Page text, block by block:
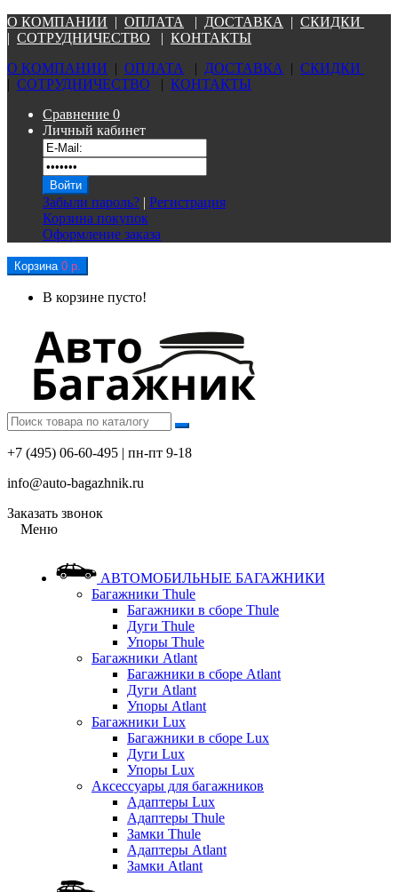
О КОМПАНИИ | ОПЛАТА | ДОСТАВКА | СКИДКИ
| СОТРУДНИЧЕСТВО | КОНТАКТЫ
О КОМПАНИИ | ОПЛАТА | ДОСТАВКА | СКИДКИ
| СОТРУДНИЧЕСТВО | КОНТАКТЫ
Сравнение 0
Личный кабинет
Забыли пароль? | Регистрация
Корзина покупок
Оформление заказа
Корзина 0 р.
В корзине пусто!
+7 (495) 06-60-495 | пн-пт 9-18
info@auto-bagazhnik.ru
Заказать звонок
Меню
АВТОМОБИЛЬНЫЕ БАГАЖНИКИ
Багажники Thule
Багажники в сборе Thule
Дуги Thule
Упоры Thule
Багажники Atlant
Багажники в сборе Atlant
Дуги Atlant
Упоры Atlant
Багажники Lux
Багажники в сборе Lux
Дуги Lux
Упоры Lux
Аксессуары для багажников
Адаптеры Lux
Адаптеры Thule
Замки Thule
Адаптеры Atlant
Замки Atlant